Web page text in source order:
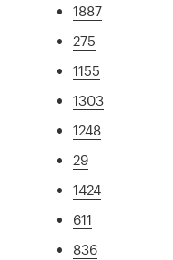
1887
275
1155
1303
1248
29
1424
611
836